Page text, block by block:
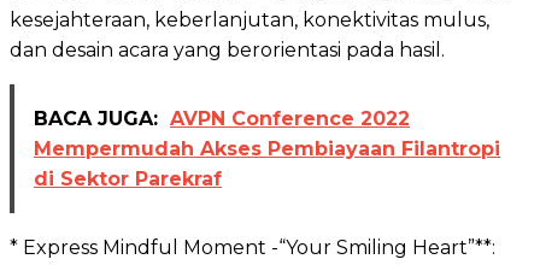
kesejahteraan, keberlanjutan, konektivitas mulus,
dan desain acara yang berorientasi pada hasil.
BACA JUGA: AVPN Conference 2022
Mempermudah Akses Pembiayaan Filantropi
di Sektor Parekraf
* Express Mindful Moment -“Your Smiling Heart”**: